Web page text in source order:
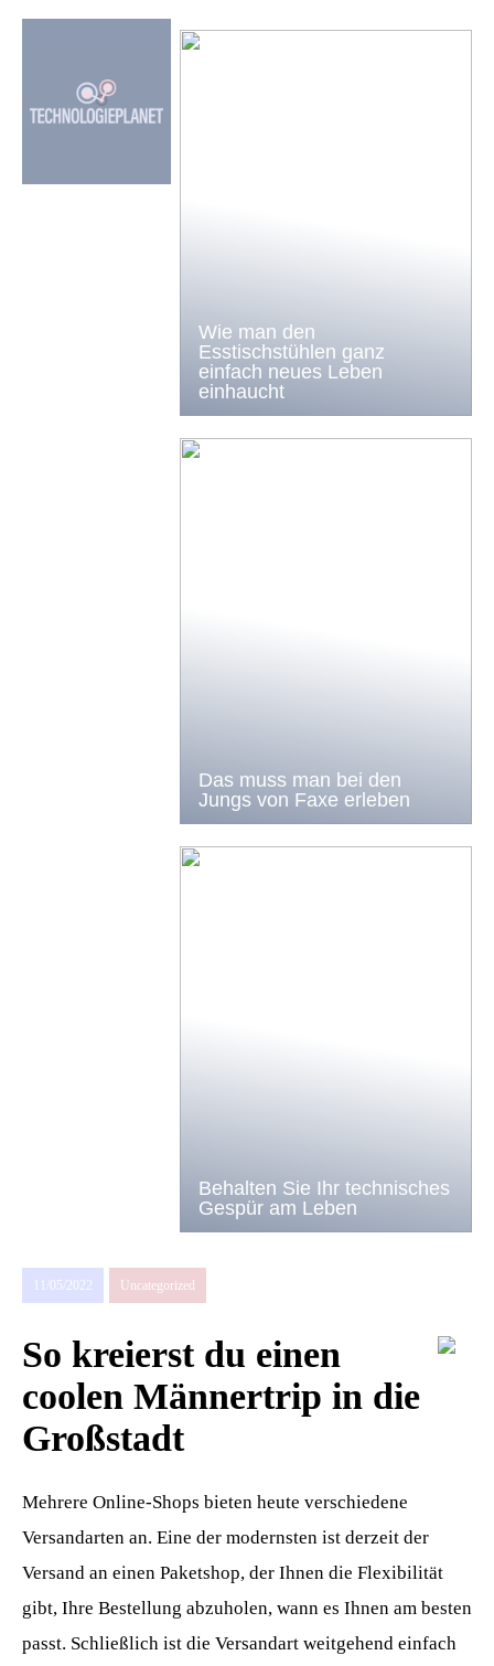
Wie man den
Esstischstühlen ganz
einfach neues Leben
einhaucht
Das muss man bei den
Jungs von Faxe erleben
Behalten Sie Ihr technisches
Gespür am Leben
11/05/2022 Uncategorized
So kreierst du einen
coolen Männertrip in die
Großstadt
Mehrere Online-Shops bieten heute verschiedene
Versandarten an. Eine der modernsten ist derzeit der
Versand an einen Paketshop, der Ihnen die Flexibilität
gibt, Ihre Bestellung abzuholen, wann es Ihnen am besten
passt. Schließlich ist die Versandart weitgehend einfach